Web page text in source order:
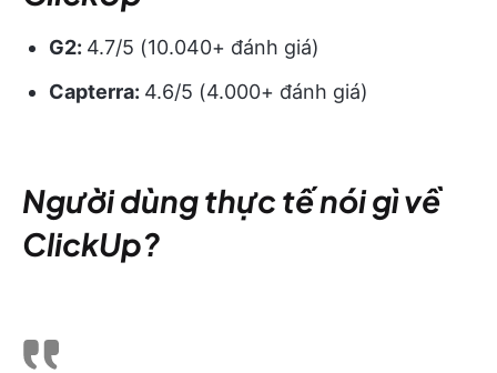
G2: 4.7/5 (10.040+ đánh giá)
Capterra: 4.6/5 (4.000+ đánh giá)
Người dùng thực tế nói gì về
ClickUp?